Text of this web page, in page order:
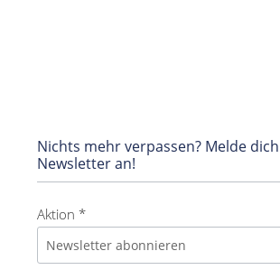
Nichts mehr verpassen? Melde
Newsletter an!
Aktion *